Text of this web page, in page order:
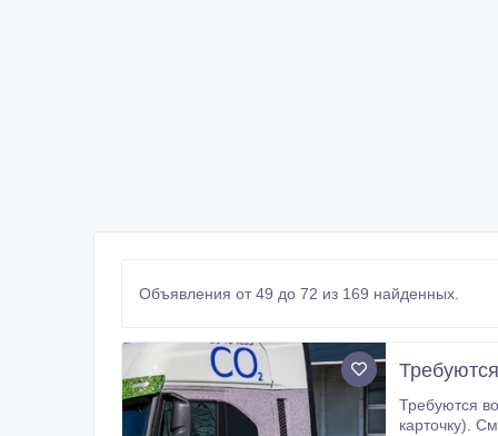
Объявления от 49 до 72 из 169 найденных.
Требуются водители в Литву
карточку). Смена водителей происходит в Германии, предоставляются микроавтобусы. Оплачиваемые 45-ки. Автопарк